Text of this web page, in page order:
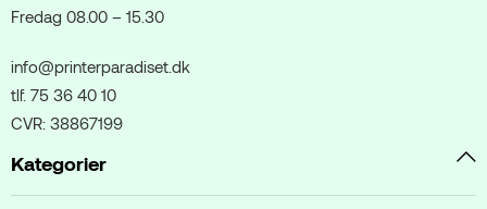
Fredag 08.00 – 15.30
info@printerparadiset.dk
tlf. 75 36 40 10
CVR: 38867199
Kategorier